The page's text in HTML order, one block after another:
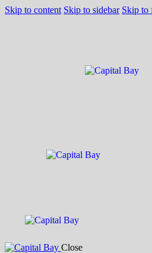
Skip to content Skip to sidebar Skip to
Close